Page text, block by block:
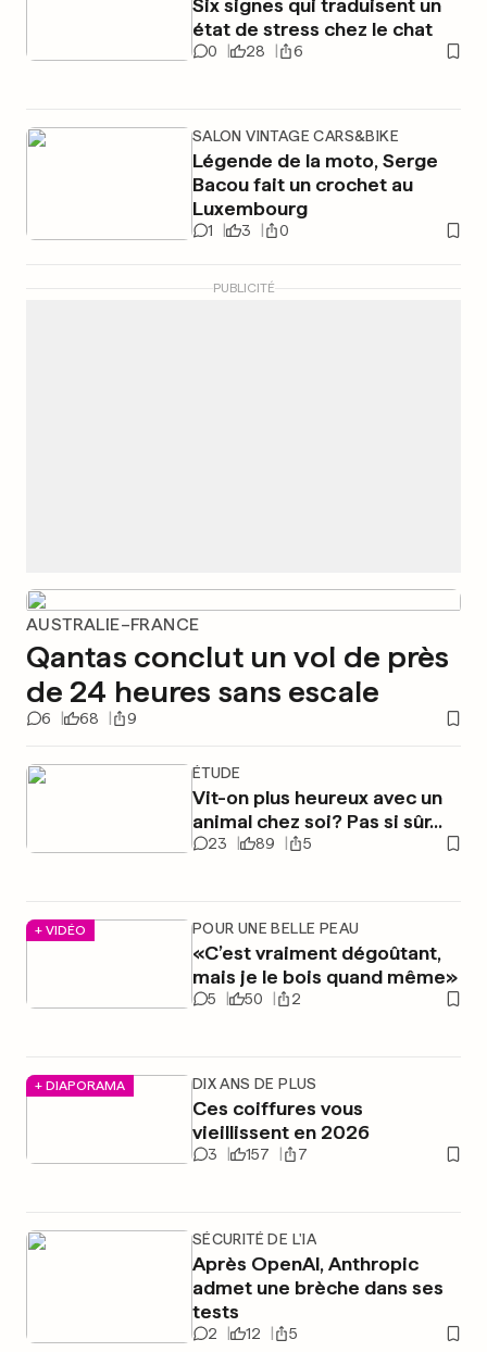
Six signes qui traduisent un
état de stress chez le chat
0 28 6
SALON VINTAGE CARS&BIKE
Légende de la moto, Serge
Bacou fait un crochet au
Luxembourg
1 3 0
PUBLICITÉ
AUSTRALIE–FRANCE
Qantas conclut un vol de près
de 24 heures sans escale
6 68 9
ÉTUDE
Vit-on plus heureux avec un
animal chez soi? Pas si sûr...
23 89 5
+ VIDÉO POUR UNE BELLE PEAU
«C’est vraiment dégoûtant,
mais je le bois quand même»
5 50 2
+ DIAPORAMA DIX ANS DE PLUS
Ces coiffures vous
vieillissent en 2026
3 157 7
SÉCURITÉ DE L'IA
Après OpenAI, Anthropic
admet une brèche dans ses
tests
2 12 5